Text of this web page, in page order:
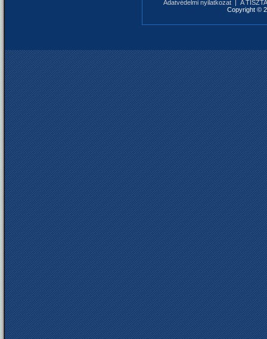
Adatvédelmi nyilatkozat
A
Copyright ©